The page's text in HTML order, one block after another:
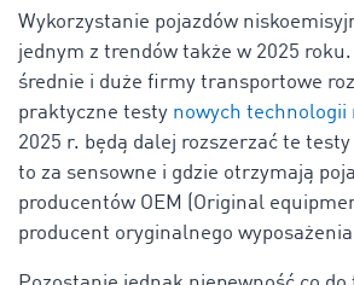
Wykorzystanie pojazdów
jednym z trendów także w 2025
średnie i duże firmy transportowe
praktyczne testy nowych technologii
2025 r. będą dalej rozszerzać te
to za sensowne i gdzie otrzymają
producentów OEM (Original
producent oryginalnego